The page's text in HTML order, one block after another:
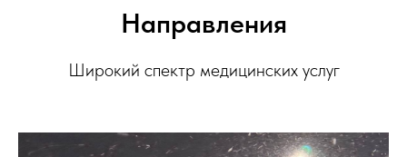
Направления
Широкий спектр медицинских услуг